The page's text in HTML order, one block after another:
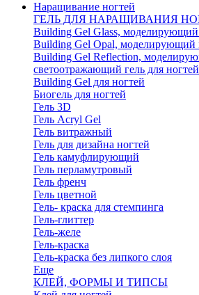
Наращивание ногтей
ГЕЛЬ ДЛЯ НАРАЩИВАНИЯ
Building Gel Glass,
Building Gel Opal, моделирующий
Building Gel Reflection,
светоотражающий гель для ногтей
Building Gel для ногтей
Биогель для ногтей
Гель 3D
Гель Acryl Gel
Гель витражный
Гель для дизайна ногтей
Гель камуфлирующий
Гель перламутровый
Гель френч
Гель цветной
Гель- краска для стемпинга
Гель-глиттер
Гель-желе
Гель-краска
Гель-краска без липкого слоя
Еще
КЛЕЙ, ФОРМЫ И ТИПСЫ